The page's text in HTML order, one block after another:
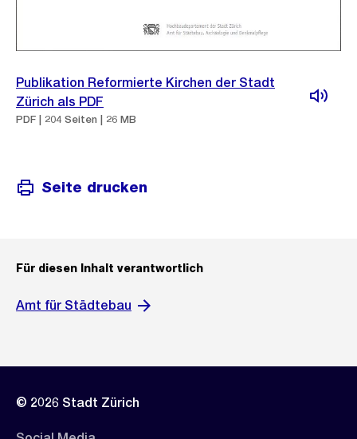
Publikation Reformierte Kirchen der Stadt
Zürich als PDF
PDF | 204 Seiten | 26 MB
Seite drucken
Für diesen Inhalt verantwortlich
Amt für Städtebau
© 2026 Stadt Zürich